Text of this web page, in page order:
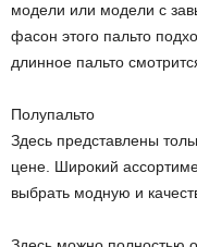
модели или модели с
фасон этого пальто
длинное пальто
Полупальто
Здесь представлены
цене. Широкий
выбрать модную и